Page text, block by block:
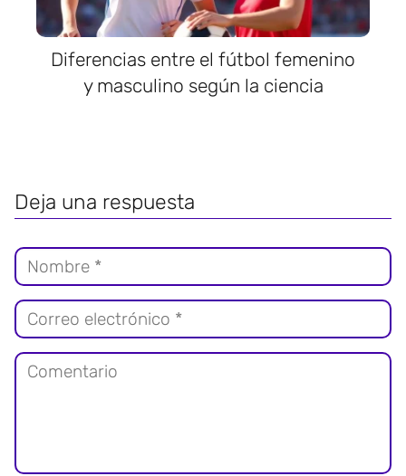
Diferencias entre el fútbol femenino
y masculino según la ciencia
Deja una respuesta